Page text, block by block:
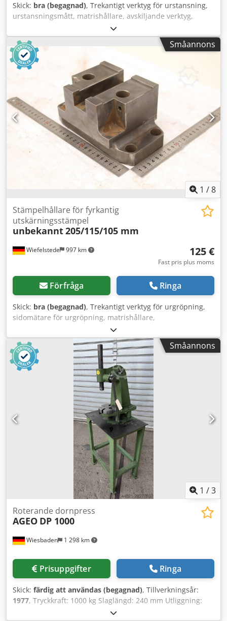
Skick: bra (begagnad), Trekantigt verktyg för urstansning,
urstansningsmått, matrishållare, avskiljande verktyg,
stansverktyg, stans, stansmatris, verktyg för urstansning av
hörn, stans, fyrkantigt verktyg för urstansning,
urstansningsverktyg, verktyg för urstansning -Stansverktyg:
Stämplhållare för fyrkantigt urstansningsverktyg för
profilstålsklippar och plattstålsklippar -Typ: 60/60-21 -
Hålavstånd: 177/60 mm / Ø15 mm Cedpfx Ajznt Tdjflsrf -
Mått: se bilder -Dimensioner: 205/95/105 mm -Vikt: 8,2 kg
Småannons
1 /8
Wiefelstede 997 km
Stämpelhållare för fyrkantig
utskärningsstämpel
unbekannt205/115/105 mm
125 €
Fast pris plus moms
Förfråga Ringa
Skick: bra (begagnad), Trekantigt verktyg för urgröpning,
sidomätare för urgröpning, matrishållare,
avskiljningsverktyg, stansverktyg, stans, stansmatris,
verktyg för urgröpning av hörn, stansverktyg, fyrkantigt
verktyg för urgröpning, urgröpningsverktyg, verktyg för
urgröpning -Stansverktyg: Stämplhållare för fyrkantigt
verktyg för urgröpning, för profilstålsax och plattstålsax -
Hålavstånd: 177/60 mm / Ø15 mm -Mått: se bilder -
Dimensioner: 205/115/105 mm Crodpfx Aoznt S Teflof -Vikt:
Småannons
1 /3
Wiesbaden 1 298 km
Roterande dornpress
AGEO DP 1000
Prisuppgifter Ringa
Skick: färdig att användas (begagnad), Tillverkningsår:
1977, Tryckkraft: 1000 kg Slaglängd: 240 mm Utliggning:
150 mm Bordsdiameter: 180 mm 3 bordsutsparingar: 16,